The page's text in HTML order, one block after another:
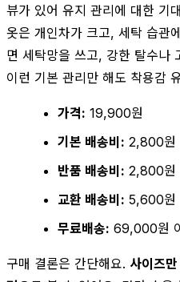
뷰가 있어 유지 관리에 대한 기
옷은 개인차가 크고, 세탁 습관
면 세탁망을 쓰고, 강한 탈수나
이런 기본 관리만 해도 착용감
가격: 19,900원
기본 배송비: 2,800원
반품 배송비: 2,800원
교환 배송비: 5,600원
무료배송: 69,000원
구매 결론은 간단해요. 사이즈